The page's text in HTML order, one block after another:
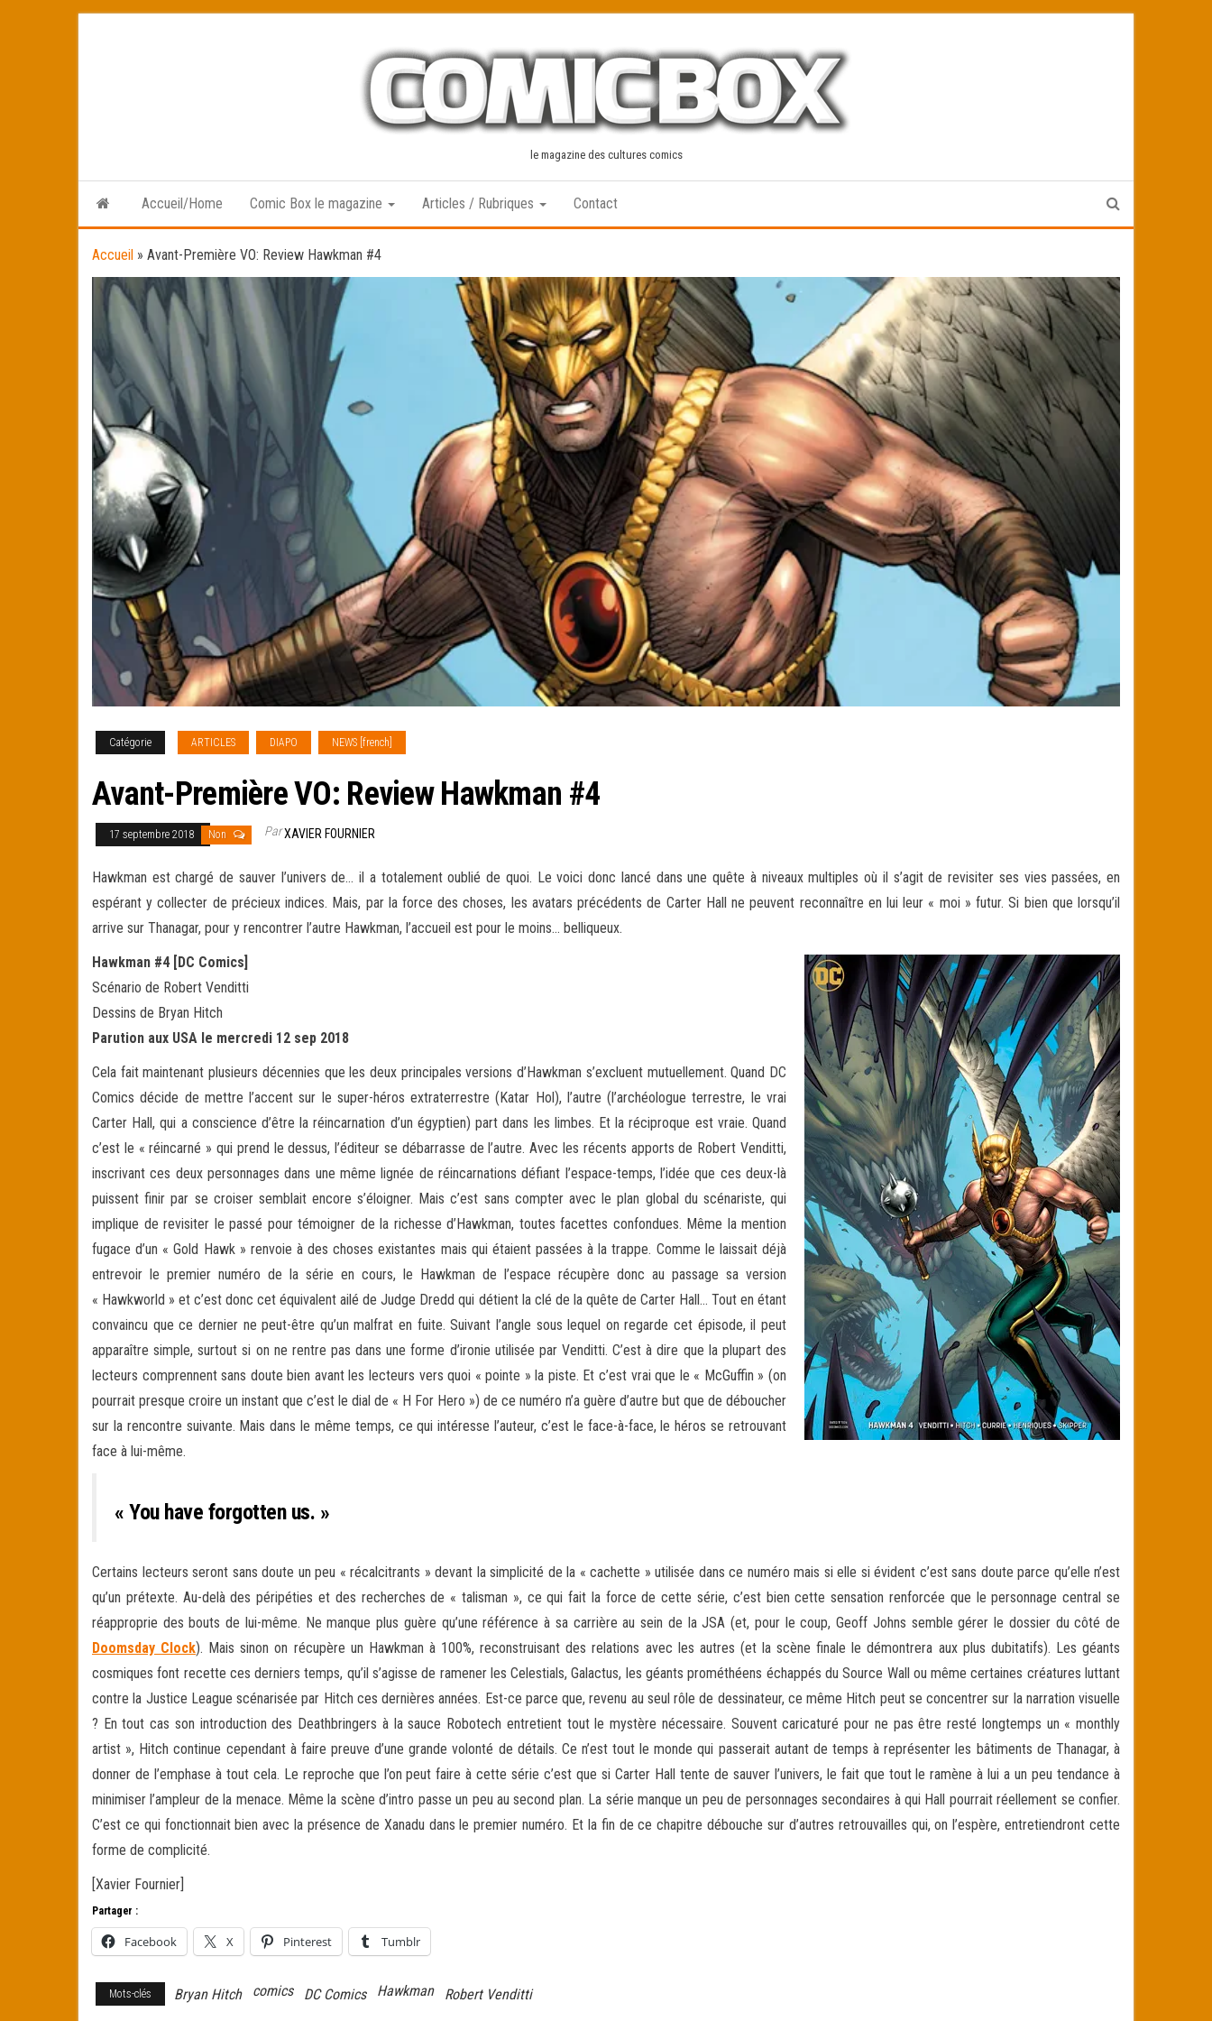
le magazine des cultures comics
Accueil/Home Comic Box le magazine Articles / Rubriques Contact
Accueil » Avant-Première VO: Review Hawkman #4
Catégorie ARTICLES DIAPO NEWS [french]
Avant-Première VO: Review Hawkman #4
17 septembre 2018 Non ParXAVIER FOURNIER
Hawkman est chargé de sauver l’univers de… il a totalement oublié de quoi. Le voici donc lancé dans une quête à niveaux multiples où il s’agit de revisiter ses vies passées, en
espérant y collecter de précieux indices. Mais, par la force des choses, les avatars précédents de Carter Hall ne peuvent reconnaître en lui leur « moi » futur. Si bien que lorsqu’il
arrive sur Thanagar, pour y rencontrer l’autre Hawkman, l’accueil est pour le moins… belliqueux.
Hawkman #4 [DC Comics]
Scénario de Robert Venditti
Dessins de Bryan Hitch
Parution aux USA le mercredi 12 sep 2018
Cela fait maintenant plusieurs décennies que les deux principales versions d’Hawkman s’excluent mutuellement. Quand DC
Comics décide de mettre l’accent sur le super-héros extraterrestre (Katar Hol), l’autre (l’archéologue terrestre, le vrai
Carter Hall, qui a conscience d’être la réincarnation d’un égyptien) part dans les limbes. Et la réciproque est vraie. Quand
c’est le « réincarné » qui prend le dessus, l’éditeur se débarrasse de l’autre. Avec les récents apports de Robert Venditti,
inscrivant ces deux personnages dans une même lignée de réincarnations défiant l’espace-temps, l’idée que ces deux-là
puissent finir par se croiser semblait encore s’éloigner. Mais c’est sans compter avec le plan global du scénariste, qui
implique de revisiter le passé pour témoigner de la richesse d’Hawkman, toutes facettes confondues. Même la mention
fugace d’un « Gold Hawk » renvoie à des choses existantes mais qui étaient passées à la trappe. Comme le laissait déjà
entrevoir le premier numéro de la série en cours, le Hawkman de l’espace récupère donc au passage sa version
« Hawkworld » et c’est donc cet équivalent ailé de Judge Dredd qui détient la clé de la quête de Carter Hall… Tout en étant
convaincu que ce dernier ne peut-être qu’un malfrat en fuite. Suivant l’angle sous lequel on regarde cet épisode, il peut
apparaître simple, surtout si on ne rentre pas dans une forme d’ironie utilisée par Venditti. C’est à dire que la plupart des
lecteurs comprennent sans doute bien avant les lecteurs vers quoi « pointe » la piste. Et c’est vrai que le « McGuffin » (on
pourrait presque croire un instant que c’est le dial de « H For Hero ») de ce numéro n’a guère d’autre but que de déboucher
sur la rencontre suivante. Mais dans le même temps, ce qui intéresse l’auteur, c’est le face-à-face, le héros se retrouvant
face à lui-même.
« You have forgotten us. »
Certains lecteurs seront sans doute un peu « récalcitrants » devant la simplicité de la « cachette » utilisée dans ce numéro mais si elle si évident c’est sans doute parce qu’elle n’est
qu’un prétexte. Au-delà des péripéties et des recherches de « talisman », ce qui fait la force de cette série, c’est bien cette sensation renforcée que le personnage central se
réapproprie des bouts de lui-même. Ne manque plus guère qu’une référence à sa carrière au sein de la JSA (et, pour le coup, Geoff Johns semble gérer le dossier du côté de
Doomsday Clock). Mais sinon on récupère un Hawkman à 100%, reconstruisant des relations avec les autres (et la scène finale le démontrera aux plus dubitatifs). Les géants
cosmiques font recette ces derniers temps, qu’il s’agisse de ramener les Celestials, Galactus, les géants prométhéens échappés du Source Wall ou même certaines créatures luttant
contre la Justice League scénarisée par Hitch ces dernières années. Est-ce parce que, revenu au seul rôle de dessinateur, ce même Hitch peut se concentrer sur la narration visuelle
? En tout cas son introduction des Deathbringers à la sauce Robotech entretient tout le mystère nécessaire. Souvent caricaturé pour ne pas être resté longtemps un « monthly
artist », Hitch continue cependant à faire preuve d’une grande volonté de détails. Ce n’est tout le monde qui passerait autant de temps à représenter les bâtiments de Thanagar, à
donner de l’emphase à tout cela. Le reproche que l’on peut faire à cette série c’est que si Carter Hall tente de sauver l’univers, le fait que tout le ramène à lui a un peu tendance à
minimiser l’ampleur de la menace. Même la scène d’intro passe un peu au second plan. La série manque un peu de personnages secondaires à qui Hall pourrait réellement se confier.
C’est ce qui fonctionnait bien avec la présence de Xanadu dans le premier numéro. Et la fin de ce chapitre débouche sur d’autres retrouvailles qui, on l’espère, entretiendront cette
forme de complicité.
[Xavier Fournier]
Partager :
Facebook X Pinterest Tumblr
Mots-clés Bryan Hitch comics DC Comics Hawkman Robert Venditti